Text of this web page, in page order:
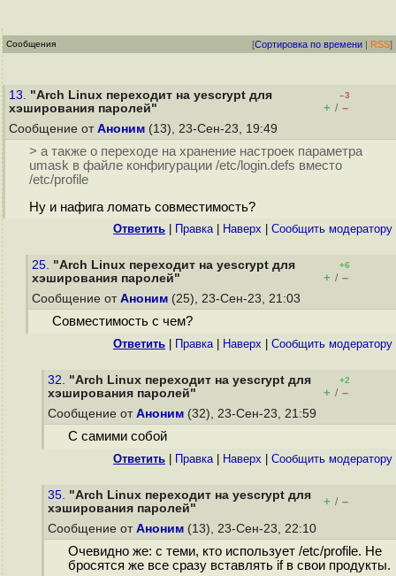
Сообщения [Сортировка по времени | RSS]
13. "Arch Linux переходит на yescrypt для
хэширования паролей"
–3
+ / –
Сообщение от Аноним (13), 23-Сен-23, 19:49
> а также о переходе на хранение настроек параметра
umask в файле конфигурации /etc/login.defs вместо
/etc/profile
Ну и нафига ломать совместимость?
Ответить Правка| Наверх Cообщить модератору
25. "Arch Linux переходит на yescrypt для
хэширования паролей"
+6
+ / –
Сообщение от Аноним (25), 23-Сен-23, 21:03
Совместимость с чем?
Ответить Правка| Наверх Cообщить модератору
32. "Arch Linux переходит на yescrypt для
хэширования паролей"
+2
+ / –
Сообщение от Аноним (32), 23-Сен-23, 21:59
С самими собой
Ответить Правка| Наверх Cообщить модератору
35. "Arch Linux переходит на yescrypt для
хэширования паролей"
+ / –
Сообщение от Аноним (13), 23-Сен-23, 22:10
Очевидно же: с теми, кто использует /etc/profile. Не
бросятся же все сразу вставлять if в свои продукты.